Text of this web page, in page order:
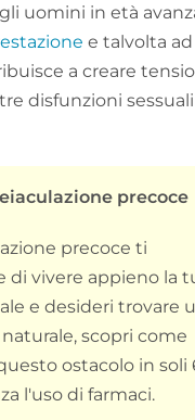
uomini in età
e talvolta
a creare
disfunzioni
precoce
precoce ti
di vivere appieno la
e desideri trovare
scopri come
ostacolo in soli
l'uso di farmaci.